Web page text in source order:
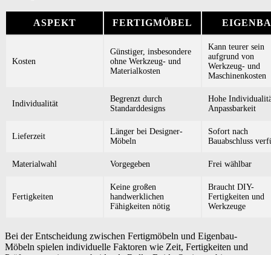
ASPEKT FERTIGMÖBEL
Kosten
Günstiger, insbesondere
ohne Werkzeug- und
Materialkosten
Kann teurer sein
aufgrund von
Werkzeug- und
Maschinenkosten
Individualität
Begrenzt durch
Standarddesigns
Hohe
Anpassbarkeit
Lieferzeit
Länger bei Designer-
Möbeln
Sofort nach
Bauabschluss
Materialwahl Vorgegeben Frei wählbar
Fertigkeiten
Keine großen
handwerklichen
Fähigkeiten nötig
Braucht DIY-
Fertigkeiten und
Werkzeuge
Bei der Entscheidung zwischen Fertigmöbeln und Eigenbau-
Möbeln spielen individuelle Faktoren wie Zeit, Fertigkeiten und